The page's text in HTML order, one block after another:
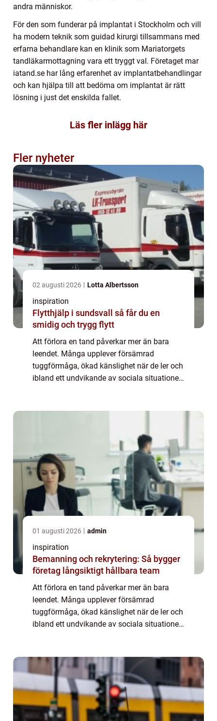
andra människor.
För den som funderar på implantat i Stockholm och vill
ha modern teknik som guidad kirurgi tillsammans med
erfarna behandlare kan en klinik som Mariatorgets
tandläkarmottagning vara ett tryggt val. Företaget mar
iatand.se har lång erfarenhet av implantatbehandlingar
och kan hjälpa till att bedöma om implantat är rätt
lösning i just det enskilda fallet.
Läs fler inlägg här
Fler nyheter
02 augusti 2026 Lotta Albertsson
inspiration
Flytthjälp i sundsvall så får du en
smidig och trygg flytt
Att förlora en tand påverkar mer än bara
leendet. Många upplever försämrad
tuggförmåga, ökad känslighet när de ler och
ibland ett undvikande av sociala situationer.
01 augusti 2026 admin
inspiration
Bemanning och rekrytering: Så bygger
företag långsiktigt hållbara team
Att förlora en tand påverkar mer än bara
leendet. Många upplever försämrad
tuggförmåga, ökad känslighet när de ler och
ibland ett undvikande av sociala situationer.